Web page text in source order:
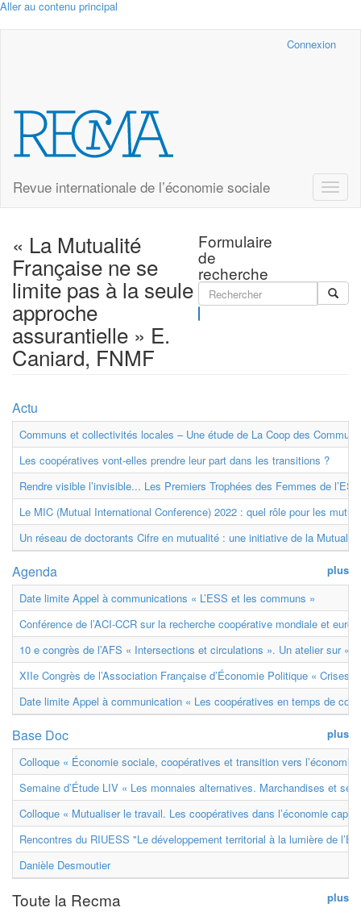
Aller au contenu principal
Connexion
Revue internationale de l’économie sociale
Toggle
Formulaire
de
recherche
« La Mutualité
Française ne se
limite pas à la seule
approche
assurantielle » E.
Caniard, FNMF
Actu
Communs et collectivités locales – Une étude de La Coop des
Les coopératives vont-elles prendre leur part dans les transitions ?
Rendre visible l’invisible... Les Premiers Trophées des Femmes de
Le MIC (Mutual International Conference) 2022 : quel rôle pour les
Un réseau de doctorants Cifre en mutualité : une initiative de la
plus
Agenda
Date limite Appel à communications « L’ESS et les communs »
Conférence de l’ACI-CCR sur la recherche coopérative mondiale et
10 e congrès de l’AFS « Intersections et circulations ». Un atelier sur «
XIIe Congrès de l’Association Française d’Économie Politique « Crises
Date limite Appel à communication « Les coopératives en temps de
plus
Base Doc
Colloque « Économie sociale, coopératives et transition vers
Semaine d’Étude LIV « Les monnaies alternatives. Marchandises et
Colloque « Mutualiser le travail. Les coopératives dans l’économie
Rencontres du RIUESS "Le développement territorial à la lumière de
Danièle Desmoutier
plus
Toute la Recma